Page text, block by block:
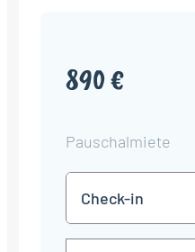
890 €
Pauschalmiete
in
TT
Punkt
MM